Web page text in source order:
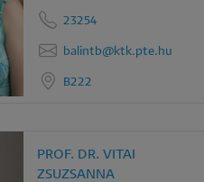
23254
balintb@ktk.pte.hu
B222
PROF. DR. VITAI
ZSUZSANNA